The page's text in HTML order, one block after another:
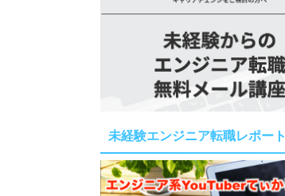
未経験エンジニア転職レポート